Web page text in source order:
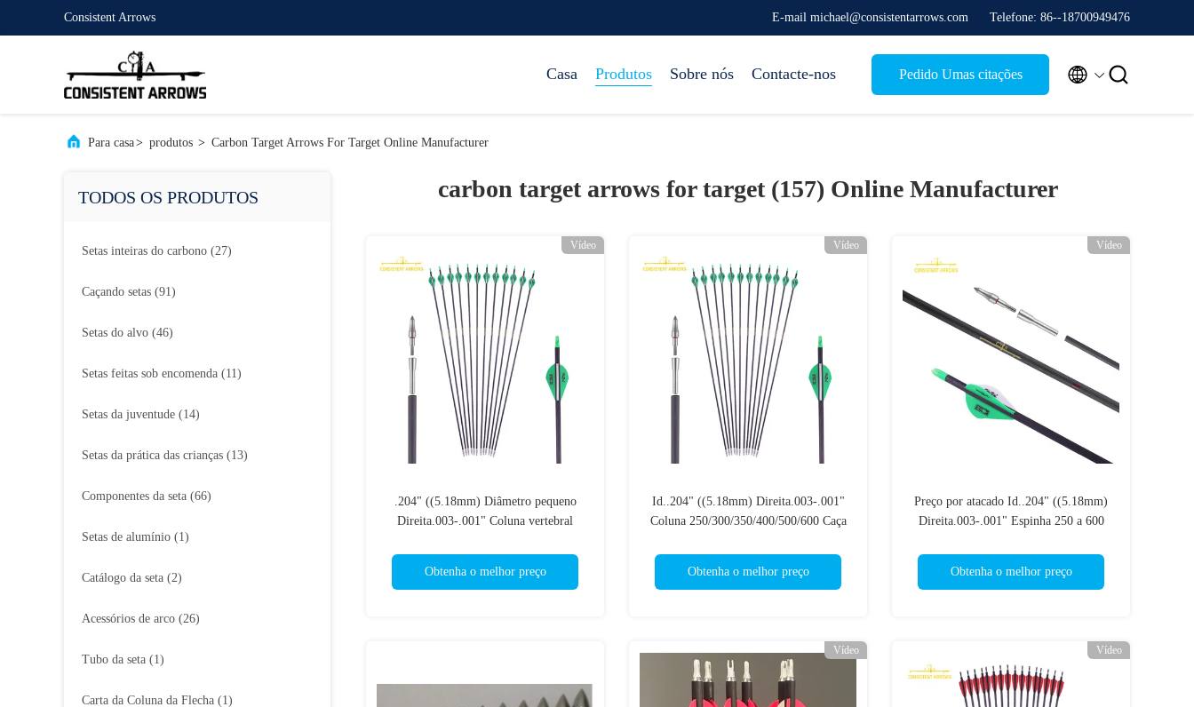
Consistent Arrows E-mail michael@consistentarrows.com Telefone: 86--18700949476
Casa Produtos Sobre nós Contacte-nos Pedido Umas citações  
Para casa> produtos > Carbon Target Arrows For Target Online Manufacturer
TODOS OS PRODUTOS
Setas inteiras do carbono (27)
Caçando setas (91)
Setas do alvo (46)
Setas feitas sob encomenda (11)
Setas da juventude (14)
Setas da prática das crianças (13)
Componentes da seta (66)
Setas de alumínio (1)
Catálogo da seta (2)
Acessórios de arco (26)
Tubo da seta (1)
Carta da Coluna da Flecha (1)
carbon target arrows for target (157) Online Manufacturer
Vídeo
.204" ((5.18mm) Diâmetro pequeno
Direita.003-.001" Coluna vertebral
Obtenha o melhor preço
Vídeo
Id..204" ((5.18mm) Direita.003-.001"
Coluna 250/300/350/400/500/600 Caça
Obtenha o melhor preço
Vídeo
Preço por atacado Id..204" ((5.18mm)
Direita.003-.001" Espinha 250 a 600
Obtenha o melhor preço
Vídeo Vídeo